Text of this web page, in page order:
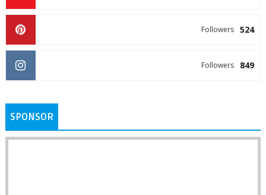
524
Followers
849
Followers
SPONSOR